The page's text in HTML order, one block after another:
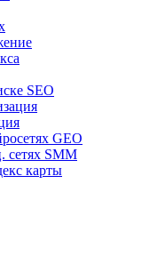
SEO
GEO
сетях SMM
карты